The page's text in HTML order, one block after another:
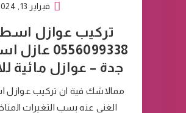
فبراير 13, 2024
تركيب عوازل
0556099338
جدة – عوازل مائية
ممالاشك فية ان تركيب عوازل
الغنى عنه بسب التغيرات